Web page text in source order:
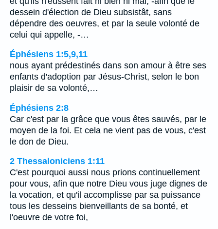
dessein d'élection de Dieu subsistât, sans
dépendre des oeuvres, et par la seule volonté de
celui qui appelle, -…
Éphésiens 1:5,9,11
nous ayant prédestinés dans son amour à être ses
enfants d'adoption par Jésus-Christ, selon le bon
plaisir de sa volonté,…
Éphésiens 2:8
Car c'est par la grâce que vous êtes sauvés, par le
moyen de la foi. Et cela ne vient pas de vous, c'est
le don de Dieu.
2 Thessaloniciens 1:11
C'est pourquoi aussi nous prions continuellement
pour vous, afin que notre Dieu vous juge dignes de
la vocation, et qu'il accomplisse par sa puissance
tous les desseins bienveillants de sa bonté, et
l'oeuvre de votre foi,